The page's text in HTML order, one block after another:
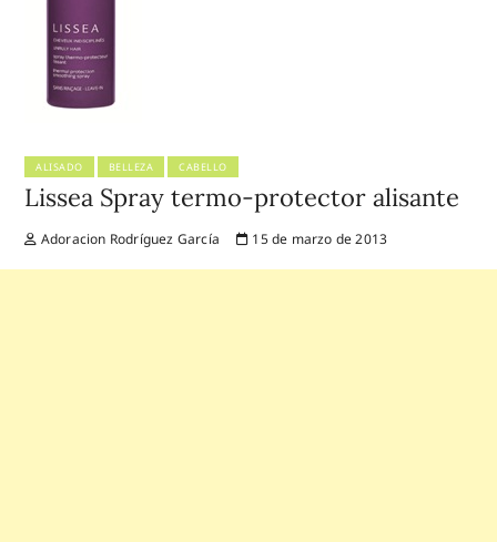
ALISADO BELLEZA CABELLO
Lissea Spray termo-protector alisante
Adoracion Rodríguez García 15 de marzo de 2013